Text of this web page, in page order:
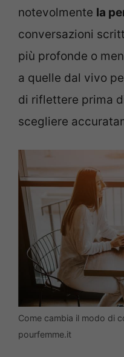
notevolmente la
conversazioni
più profonde o
a quelle dal vivo
di riflettere prima
scegliere
Come cambia il modo di
pourfemme.it